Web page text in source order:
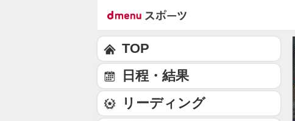
TOP
日程・結果
リーディング